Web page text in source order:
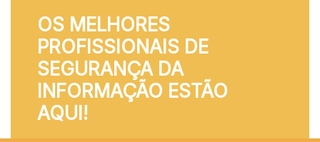
OS MELHORES
PROFISSIONAIS DE
SEGURANÇA DA
INFORMAÇÃO ESTÃO
AQUI!